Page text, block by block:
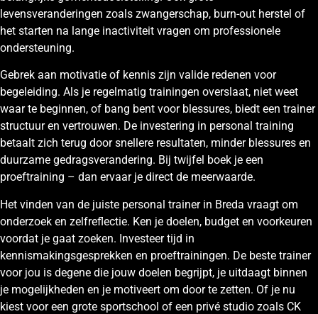
levensveranderingen zoals zwangerschap, burn-out herstel of
het starten na lange inactiviteit vragen om professionele
ondersteuning.
Gebrek aan motivatie of kennis zijn valide redenen voor
begeleiding. Als je regelmatig trainingen overslaat, niet weet
waar te beginnen, of bang bent voor blessures, biedt een trainer
structuur en vertrouwen. De investering in personal training
betaalt zich terug door snellere resultaten, minder blessures en
duurzame gedragsverandering. Bij twijfel boek je een
proeftraining – dan ervaar je direct de meerwaarde.
Het vinden van de juiste personal trainer in Breda vraagt om
onderzoek en zelfreflectie. Ken je doelen, budget en voorkeuren
voordat je gaat zoeken. Investeer tijd in
kennismakingsgesprekken en proeftrainingen. De beste trainer
voor jou is degene die jouw doelen begrijpt, je uitdaagt binnen
je mogelijkheden en je motiveert om door te zetten. Of je nu
kiest voor een grote sportschool of een privé studio zoals CK